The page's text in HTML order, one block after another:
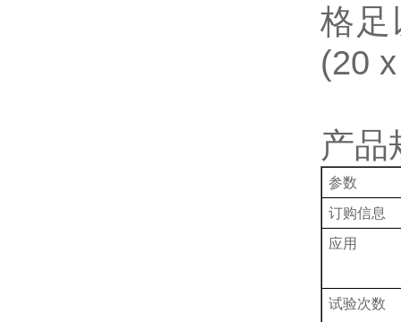
格
(20
产品
参数
订购信息
应用
试验次数